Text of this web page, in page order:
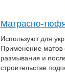
Матраcно-
Используют для
Применение матов
размывания и
строительстве